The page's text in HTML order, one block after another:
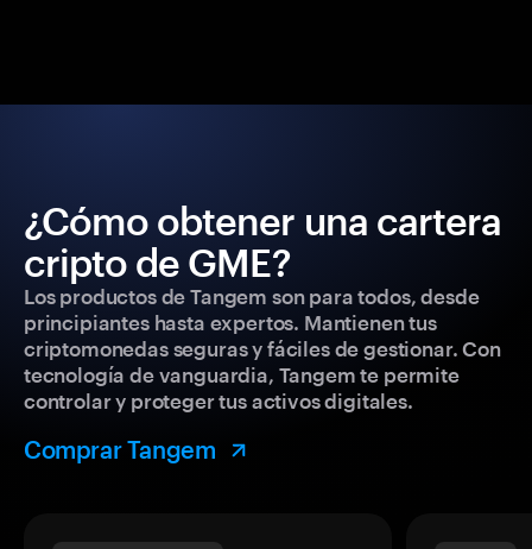
¿Cómo obtener una cartera
cripto de GME?
Los productos de Tangem son para todos, desde
principiantes hasta expertos. Mantienen tus
criptomonedas seguras y fáciles de gestionar. Con
tecnología de vanguardia, Tangem te permite
controlar y proteger tus activos digitales.
Comprar Tangem